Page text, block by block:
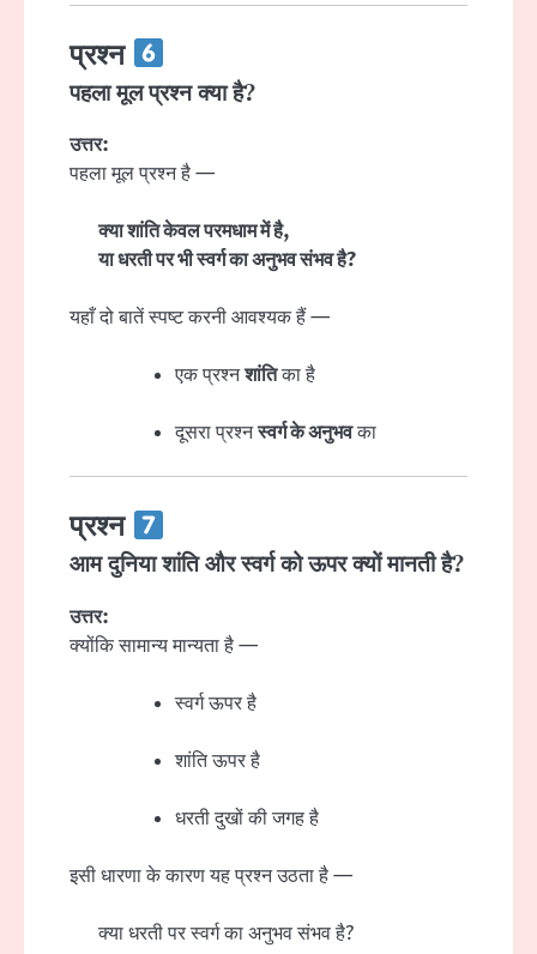
प्रश्न
पहला मूल प्रश्न क्या है?
उत्तर:
पहला मूल प्रश्न है —
क्या शांति केवल परमधाम में है,
या धरती पर भी स्वर्ग का अनुभव संभव है?
यहाँ दो बातें स्पष्ट करनी आवश्यक हैं —
एक प्रश्नशांतिका है
दूसरा प्रश्नस्वर्ग के अनुभवका
प्रश्न
आम दुनिया शांति और स्वर्ग को ऊपर क्यों मानती है?
उत्तर:
क्योंकि सामान्य मान्यता है —
स्वर्ग ऊपर है
शांति ऊपर है
धरती दुखों की जगह है
इसी धारणा के कारण यह प्रश्न उठता है —
क्या धरती पर स्वर्ग का अनुभव संभव है?